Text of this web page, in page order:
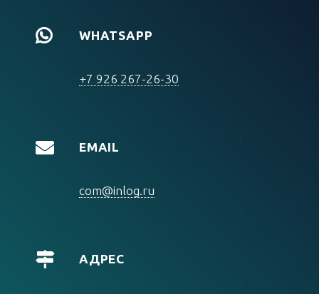
WHATSAPP
+7 926 267-26-30
EMAIL
com@inlog.ru
АДРЕС